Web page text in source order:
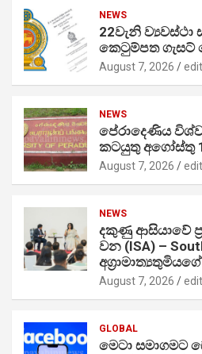
NEWS
22වැනි
කෙටුම්පත ගැසට්
August 7, 2026
NEWS
පේරාදෙණිය
කටයුතු අගෝස්තු
August 7, 2026
NEWS
දකුණු ආසියාවේ
වන (ISA) –
August 7, 2026
GLOBAL
මෙටා සමාගමට